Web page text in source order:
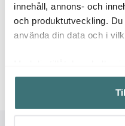
innehåll, annons- och
och produktutveckling.
använda din data och i
Samla in information
kan ha en
Identifiera din enhet
Relaterade sidor